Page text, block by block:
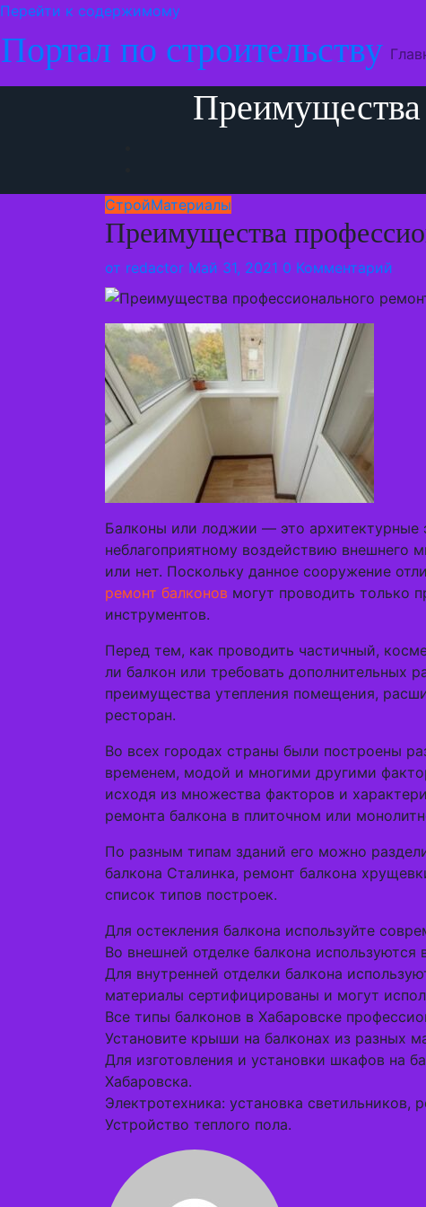
Перейти к содержимому
Портал по строительству
Преимущества
СтройМатериалы
Преимущества
от redactor Май 31, 2021 0 Комментарий
Балконы или лоджии — это архитектурные
неблагоприятному воздействию внешнего
или нет. Поскольку данное сооружение
ремонт балконов могут проводить только
инструментов.
Перед тем, как проводить частичный,
ли балкон или требовать дополнительных
преимущества утепления помещения,
ресторан.
Во всех городах страны были построены
временем, модой и многими другими
исходя из множества факторов и
ремонта балкона в плиточном или
По разным типам зданий его можно
балкона Сталинка, ремонт балкона
список типов построек.
Для остекления балкона используйте
Во внешней отделке балкона используются
Для внутренней отделки балкона
материалы сертифицированы и могут
Все типы балконов в Хабаровске
Установите крыши на балконах из разных
Для изготовления и установки шкафов на
Хабаровска.
Электротехника: установка светильников,
Устройство теплого пола.